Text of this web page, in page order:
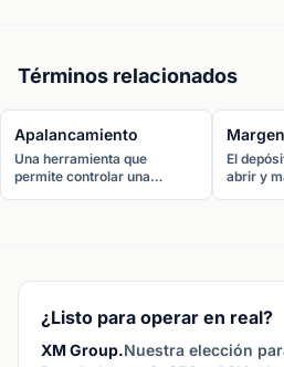
Términos relacionados
Apalancamiento
Una herramienta que
permite controlar una
Margen
El
abrir y
¿Listo para operar en real?
XM Group.Nuestra elección